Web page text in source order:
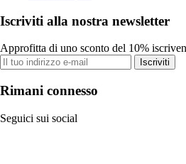
Iscriviti alla nostra newsletter
Approfitta di uno sconto del 10%
Iscriviti
Rimani connesso
Seguici sui social